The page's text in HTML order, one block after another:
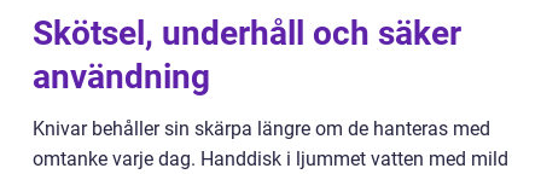
Skötsel, underhåll och säker
användning
Knivar behåller sin skärpa längre om de hanteras med
omtanke varje dag. Handdisk i ljummet vatten med mild